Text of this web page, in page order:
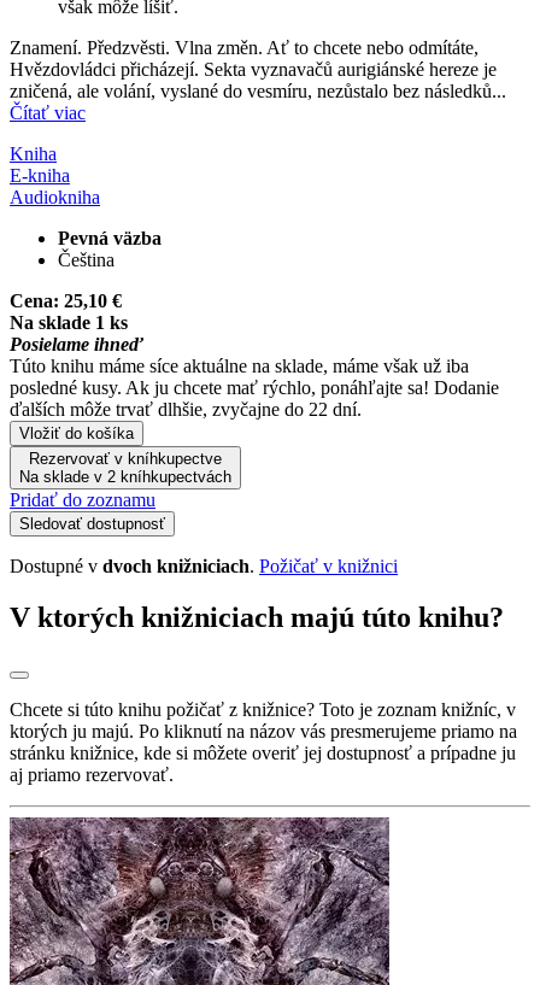
však môže líšiť.
Znamení. Předzvěsti. Vlna změn. Ať to chcete nebo odmítáte,
Hvězdovládci přicházejí. Sekta vyznavačů aurigiánské hereze je
zničená, ale volání, vyslané do vesmíru, nezůstalo bez následků...
Čítať viac
Kniha
E-kniha
Audiokniha
Pevná väzba
Čeština
Cena: 25,10 €
Na sklade 1 ks
Posielame ihneď
Túto knihu máme síce aktuálne na sklade, máme však už iba
posledné kusy. Ak ju chcete mať rýchlo, ponáhľajte sa! Dodanie
ďalších môže trvať dlhšie, zvyčajne do 22 dní.
Vložiť do košíka
Rezervovať v kníhkupectve
Na sklade v 2 kníhkupectvách
Pridať do zoznamu
Sledovať dostupnosť
Dostupné v dvoch knižniciach. Požičať v knižnici
V ktorých knižniciach majú túto knihu?
Chcete si túto knihu požičať z knižnice? Toto je zoznam knižníc, v
ktorých ju majú. Po kliknutí na názov vás presmerujeme priamo na
stránku knižnice, kde si môžete overiť jej dostupnosť a prípadne ju
aj priamo rezervovať.